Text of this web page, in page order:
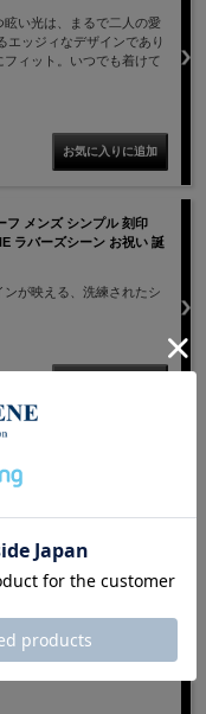
い光は、まるで二人の愛
ッジィなデザインであり
ィット。いつでも着けて
フ メンズ シンプル 刻印
ラバーズシーン お祝い 誕
が映える、洗練されたシ
925 波モチーフ ピンクゴー
LSR0131DRM 通常納期3
ーズシーン お祝い 誕生日
イヤモンドが優雅に輝くシ